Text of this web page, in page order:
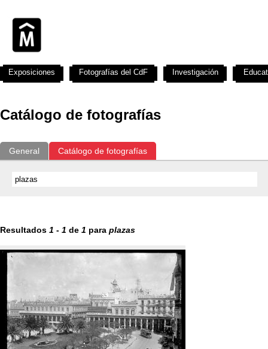
Catálogo de fotografías
General Catálogo de fotografías
Resultados 1 - 1 de 1 para plazas
Exposiciones Fotografías del CdF Investigación